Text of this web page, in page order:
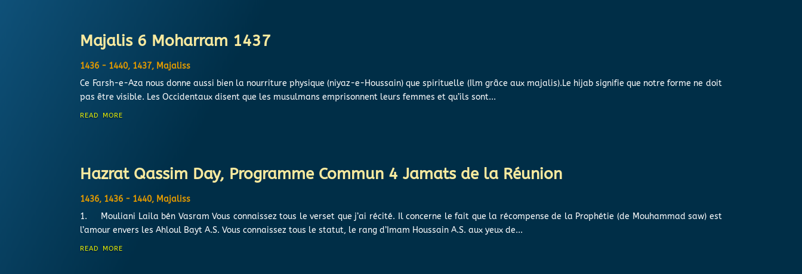
Majalis 6 Moharram 1437
1436 - 1440, 1437, Majaliss
Ce Farsh-e-Aza nous donne aussi bien la nourriture physique (niyaz-e-Houssain) que spirituelle (Ilm grâce aux majalis).Le hijab signifie que notre forme ne doit
pas être visible. Les Occidentaux disent que les musulmans emprisonnent leurs femmes et qu’ils sont...
read more
Hazrat Qassim Day, Programme Commun 4 Jamats de la Réunion
1436, 1436 - 1440, Majaliss
1. Mouliani Laila bén Vasram Vous connaissez tous le verset que j’ai récité. Il concerne le fait que la récompense de la Prophétie (de Mouhammad saw) est
l’amour envers les Ahloul Bayt A.S. Vous connaissez tous le statut, le rang d’Imam Houssain A.S. aux yeux de...
read more